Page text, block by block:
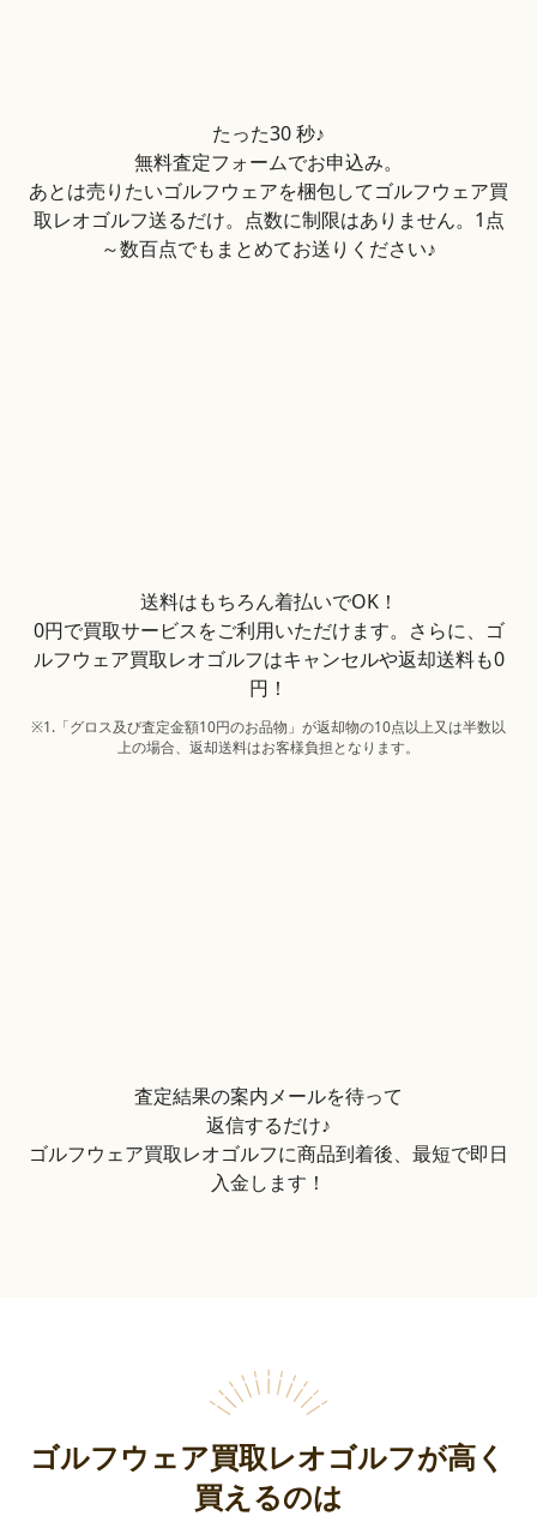
たった30 秒♪
無料査定フォームでお申込み。
あとは売りたいゴルフウェアを梱包してゴルフウェア買
取レオゴルフ送るだけ。点数に制限はありません。1点
～数百点でもまとめてお送りください♪
送料はもちろん着払いでOK！
0円で買取サービスをご利用いただけます。さらに、ゴ
ルフウェア買取レオゴルフはキャンセルや返却送料も0
円！
※1.「グロス及び査定金額10円のお品物」が返却物の10点以上又は半数以
上の場合、返却送料はお客様負担となります。
査定結果の案内メールを待って
返信するだけ♪
ゴルフウェア買取レオゴルフに商品到着後、最短で即日
入金します！
ゴルフウェア買取レオゴルフが高く
買えるのは